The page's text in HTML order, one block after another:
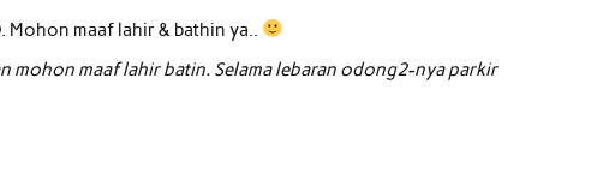
Mohon maaf lahir & bathin ya..
mohon maaf lahir batin. Selama lebaran odong2-nya parkir